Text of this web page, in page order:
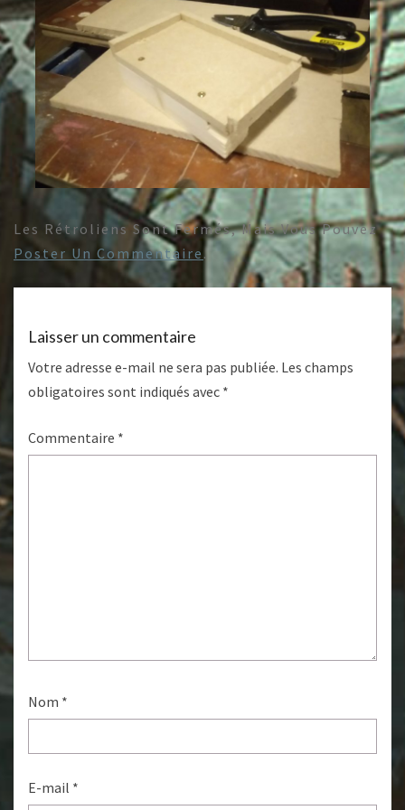
Les Rétroliens Sont Fermés, Mais Vous Pouvez
Poster Un Commentaire .
Laisser un commentaire
Votre adresse e-mail ne sera pas publiée. Les champs
obligatoires sont indiqués avec *
Commentaire *
Nom *
E-mail *